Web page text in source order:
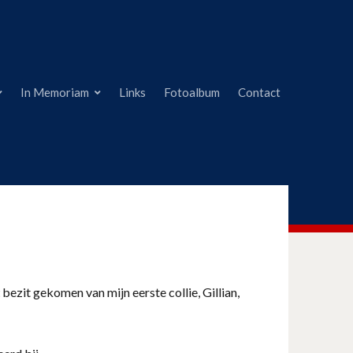
In Memoriam Links Fotoalbum Contact
gekomen van mijn eerste collie, Gillian,